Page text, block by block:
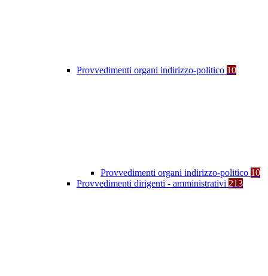
Provvedimenti organi indirizzo-politico 10
Provvedimenti organi indirizzo-politico 10
Provvedimenti dirigenti - amministrativi 213